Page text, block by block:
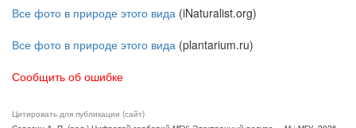
Все фото в природе этого вида (iNaturalist.org)
Все фото в природе этого вида (plantarium.ru)
Сообщить об ошибке
Цитировать для публикации (сайт)